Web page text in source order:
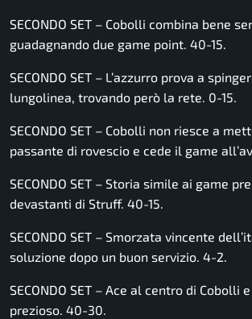
SECONDO SET – Cobolli combina bene
guadagnando due game point. 40-15.
SECONDO SET – L’azzurro prova a
lungolinea, trovando però la rete. 0-15.
SECONDO SET – Cobolli non riesce a
passante di rovescio e cede il game
SECONDO SET – Storia simile ai game
devastanti di Struff. 40-15.
SECONDO SET – Smorzata vincente
soluzione dopo un buon servizio. 4-2.
SECONDO SET – Ace al centro di Cobolli
prezioso. 40-30.